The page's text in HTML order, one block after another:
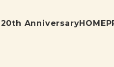
20th AnniversaryHOME